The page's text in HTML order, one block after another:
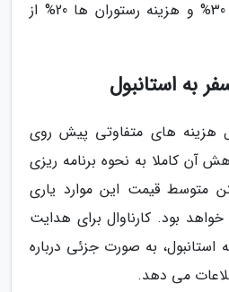
مثال هزینه اجاره حدود 30% و هزینه رستوران ها 20% از
به استانبول
هزینه های متفاوتی پیش روی
آن کاملا به نحوه برنامه ریزی
متوسط قیمت این موارد یاری
بود. کارناوال برای هدایت
استانبول، به صورت جزئی درباره
می دهد.